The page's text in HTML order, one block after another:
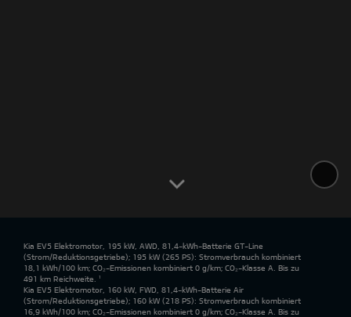
Kia EV5 Elektromotor, 195 kW, AWD, 81,4-kWh-Batterie GT-Line
(Strom/Reduktionsgetriebe); 195 kW (265 PS): Stromverbrauch kombiniert
18,1 kWh/100 km; CO₂-Emissionen kombiniert 0 g/km; CO₂-Klasse A. Bis zu
491 km Reichweite. ¹
Kia EV5 Elektromotor, 160 kW, FWD, 81,4-kWh-Batterie Air
(Strom/Reduktionsgetriebe); 160 kW (218 PS): Stromverbrauch kombiniert
16,9 kWh/100 km; CO₂-Emissionen kombiniert 0 g/km; CO₂-Klasse A. Bis zu